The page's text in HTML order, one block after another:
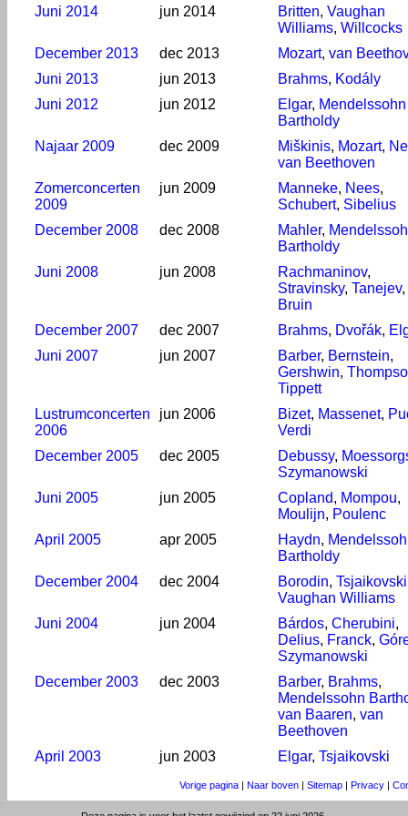
Juni 2014 jun 2014 Britten, Vaughan
Williams, Willcocks
December 2013
dec 2013 Mozart, van
Juni 2013
jun 2013 Brahms, Kodály
Juni 2012
jun 2012 Elgar, Mendelssohn
Bartholdy
Najaar 2009
dec 2009 Miškinis, Mozart,
van Beethoven
Zomerconcerten
2009
jun 2009 Manneke, Nees,
Schubert, Sibelius
December 2008
dec 2008 Mahler,
Bartholdy
Juni 2008
jun 2008 Rachmaninov,
Stravinsky, Tanejev,
Bruin
December 2007
dec 2007 Brahms, Dvořák,
Juni 2007
jun 2007 Barber, Bernstein,
Gershwin,
Tippett
Lustrumconcerten
2006
jun 2006 Bizet, Massenet,
Verdi
December 2005
dec 2005 Debussy,
Szymanowski
Juni 2005
jun 2005 Copland, Mompou,
Moulijn, Poulenc
April 2005
apr 2005 Haydn,
Bartholdy
December 2004
dec 2004 Borodin, Tsjaikovski
Vaughan Williams
Juni 2004
jun 2004 Bárdos, Cherubini,
Delius, Franck,
Szymanowski
December 2003
dec 2003 Barber, Brahms,
Mendelssohn
van Baaren, van
Beethoven
April 2003
jun 2003 Elgar, Tsjaikovski
Vorige pagina | Naar boven | Sitemap | Privacy |